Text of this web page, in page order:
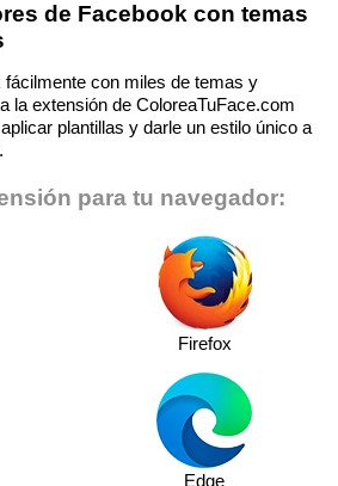
de Facebook con temas
con miles de temas y
la extensión de ColoreaTuFace.com
plantillas y darle un estilo único a
para tu navegador:
Firefox
Edge